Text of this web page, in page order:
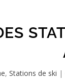
,Stations de ski |